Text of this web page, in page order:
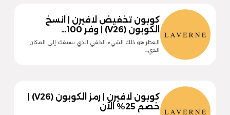
كوبون تخفيض لافيرن | انسخ
الكوبون (V26) | وفر 100…
العطر هو ذلك الشيء الخفي الذي يسبقك إلى المكان
الذي…
كوبون لافيرن | رمز الكوبون (V26) |
خصم 25% الآن